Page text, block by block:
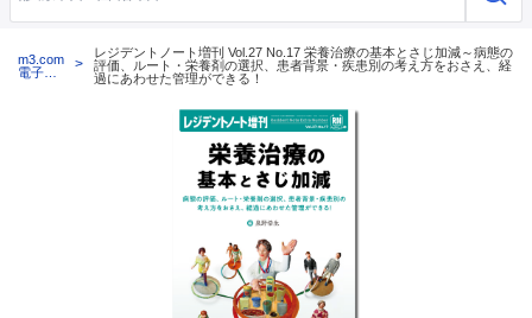
m3.com
電子書
レジデントノート増刊 Vol.27 No.17 栄養治療の基本とさじ加減～病態の
評価、ルート・栄養剤の選択、患者背景・疾患別の考え方をおさえ、経
過にあわせた管理ができる！